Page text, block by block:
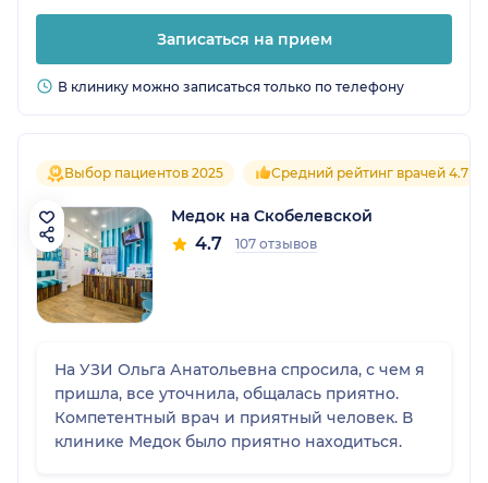
Записаться на прием
В клинику можно записаться только по телефону
Выбор пациентов 2025 Средний рейтинг врачей 4.7
Медок на Скобелевской
4.7 107 отзывов
На УЗИ Ольга Анатольевна спросила, с чем я
пришла, все уточнила, общалась приятно.
Компетентный врач и приятный человек. В
клинике Медок было приятно находиться.